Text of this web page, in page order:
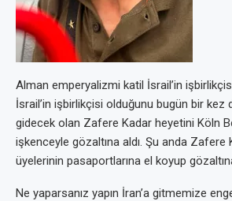
Alman emperyalizmi katil İsrail’in
İsrail’in işbirlikçisi olduğunu bugün bir kez
gidecek olan Zafere Kadar heyetini Köln
işkenceyle gözaltına aldı. Şu anda Zafere
üyelerinin pasaportlarına el koyup
Ne yaparsanız yapın İran’a gitmemize